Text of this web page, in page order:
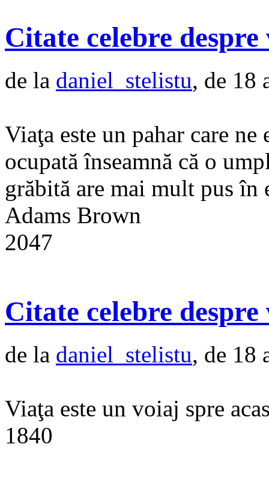
Citate celebre
de la daniel_stelistu, de 18
Viaţa este un pahar care
ocupată înseamnă că o
grăbită are mai mult pus în
Adams Brown
2047
Citate celebre
de la daniel_stelistu, de 18
Viaţa este un voiaj spre
1840